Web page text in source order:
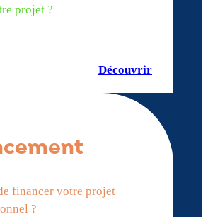
projet ?
Découvrir
financer votre projet
?